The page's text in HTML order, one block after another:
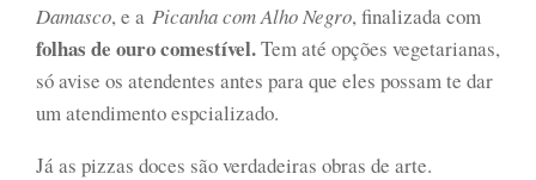
Damasco, e a Picanha com Alho Negro, finalizada com
folhas de ouro comestível.Tem até opções vegetarianas,
só avise os atendentes antes para que eles possam te dar
um atendimento espcializado.
Já as pizzas doces são verdadeiras obras de arte.